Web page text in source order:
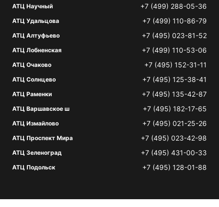
АТЦ Научный +7 (499) 288-05-36
АТЦ Удальцова +7 (499) 110-86-79
АТЦ Алтуфьево +7 (495) 023-81-52
АТЦ Лобненская +7 (499) 110-53-06
АТЦ Очаково +7 (495) 152-31-11
АТЦ Солнцево +7 (495) 125-38-41
АТЦ Раменки +7 (495) 135-42-87
АТЦ Варшавское ш +7 (495) 182-17-65
АТЦ Измайлово +7 (495) 021-25-26
АТЦ Проспект Мира +7 (495) 023-42-98
АТЦ Зеленоград +7 (495) 431-00-33
АТЦ Подольск +7 (495) 128-01-88